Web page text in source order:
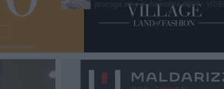
proroga sino al dicembre 2027 - VIDEO